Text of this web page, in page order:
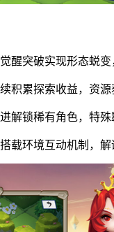
醒突破实现形态蜕
积累探索收益，资
解锁稀有角色，特
载环境互动机制，